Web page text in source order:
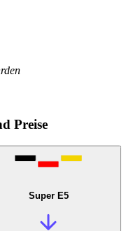
Preise
Super E5